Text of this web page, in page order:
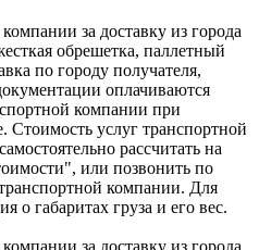
за доставку из города
обрешетка, паллетный
по городу получателя,
оплачиваются
компании при
Стоимость услуг транспортной
рассчитать на
или позвонить по
компании. Для
о габаритах груза и его вес.
за доставку из города